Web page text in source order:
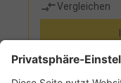
Vergleichen